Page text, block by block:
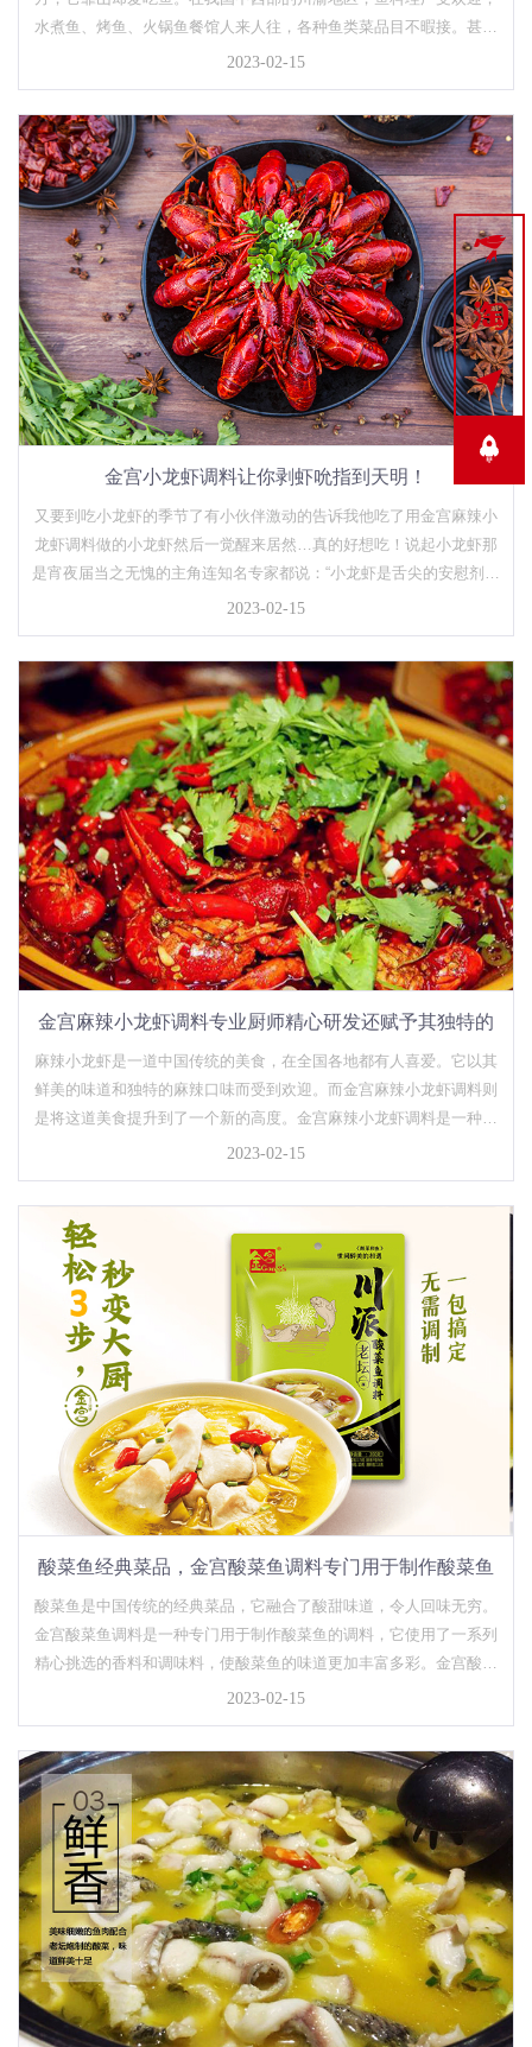
水煮鱼、烤鱼、火锅鱼餐馆人来人往，各种鱼类菜品目不暇接。甚至
连川西高原大山中也能断断续续看到标题醒目的水煮鱼门店。在众多
2023-02-15
金宫小龙虾调料让你剥虾吮指到天明！
又要到吃小龙虾的季节了有小伙伴激动的告诉我他吃了用金宫麻辣小
龙虾调料做的小龙虾然后一觉醒来居然…真的好想吃！说起小龙虾那
是宵夜届当之无愧的主角连知名专家都说：“小龙虾是舌尖的安慰剂是
人间的心理专家！”在国外它是混世小霸王到了中国生生被吃成了“保
2023-02-15
金宫麻辣小龙虾调料专业厨师精心研发还赋予其独特的
麻辣味。
麻辣小龙虾是一道中国传统的美食，在全国各地都有人喜爱。它以其
鲜美的味道和独特的麻辣口味而受到欢迎。而金宫麻辣小龙虾调料则
是将这道美食提升到了一个新的高度。金宫麻辣小龙虾调料是一种特
殊的配方，由专业厨师精心研发。它含有多种天然香料，如花椒、
予...
2023-02-15
酸菜鱼经典菜品，金宫酸菜鱼调料专门用于制作酸菜鱼
的调料！
酸菜鱼是中国传统的经典菜品，它融合了酸甜味道，令人回味无穷。
金宫酸菜鱼调料是一种专门用于制作酸菜鱼的调料，它使用了一系列
精心挑选的香料和调味料，使酸菜鱼的味道更加丰富多彩。金宫酸菜
鱼调料的特别之处在于它使用了优质的酸菜，其酸味鲜爽，并带有淡
味...
2023-02-15


